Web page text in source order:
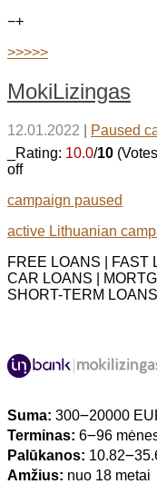
−+
>>>>>
MokiLizingas
12.01.2022 Paused
_Rating: 10.0/10
off
campaign paused
active Lithuanian
FREE LOANS | FAST
CAR LOANS |
SHORT-TERM
Suma: 300౼20000
Terminas: 6౼96
Palūkanos:
Amžius: nuo 18 metai